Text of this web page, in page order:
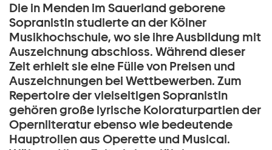
Die in Menden im Sauerland geborene
Sopranistin studierte an der Kölner
Musikhochschule, wo sie ihre Ausbildung mit
Auszeichnung abschloss. Während dieser
Zeit erhielt sie eine Fülle von Preisen und
Auszeichnungen bei Wettbewerben. Zum
Repertoire der vielseitigen Sopranistin
gehören große lyrische Koloraturpartien der
Opernliteratur ebenso wie bedeutende
Hauptrollen aus Operette und Musical.